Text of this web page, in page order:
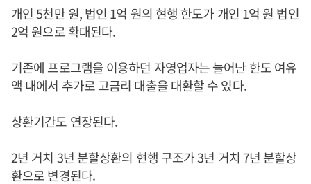
개인 5천만 원, 법인 1억 원의 현행 한도가 개인 1억 원 법인
2억 원으로 확대된다.
기존에 프로그램을 이용하던 자영업자는 늘어난 한도 여유
액 내에서 추가로 고금리 대출을 대환할 수 있다.
상환기간도 연장된다.
2년 거치 3년 분할상환의 현행 구조가 3년 거치 7년 분할상
환으로 변경된다.